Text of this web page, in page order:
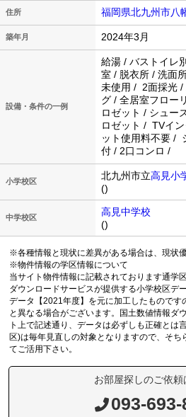
住所 福岡県北九州市八
築年月 2024年3月
設備・条件の一例
給湯 / バストイレ
室 / 脱衣所 / 洗面
未使用 / 2面採光 /
グ / 全居室フロー
ロゼット / シュー
ロゼット / TVイ
ット使用料不要 /
付 / 2口コンロ /
小学校区 北九州市立高見小
()
中学校区
高見中学校
()
※各種情報と現状に差異がある場合は、現状優
※物件情報の学区情報について
当サイト物件情報に記載されております通学
ダウンロードサービスが提供する小学校区デ
データ【2021年度】を元に加工したものです
と異なる場合がございます。国土数値情報ダ
ト上で記述通り、データは必ずしも正確とは
区)は毎年見直しの対象となりますので、そち
てご活用下さい。
お部屋探しのご依頼
093-693-